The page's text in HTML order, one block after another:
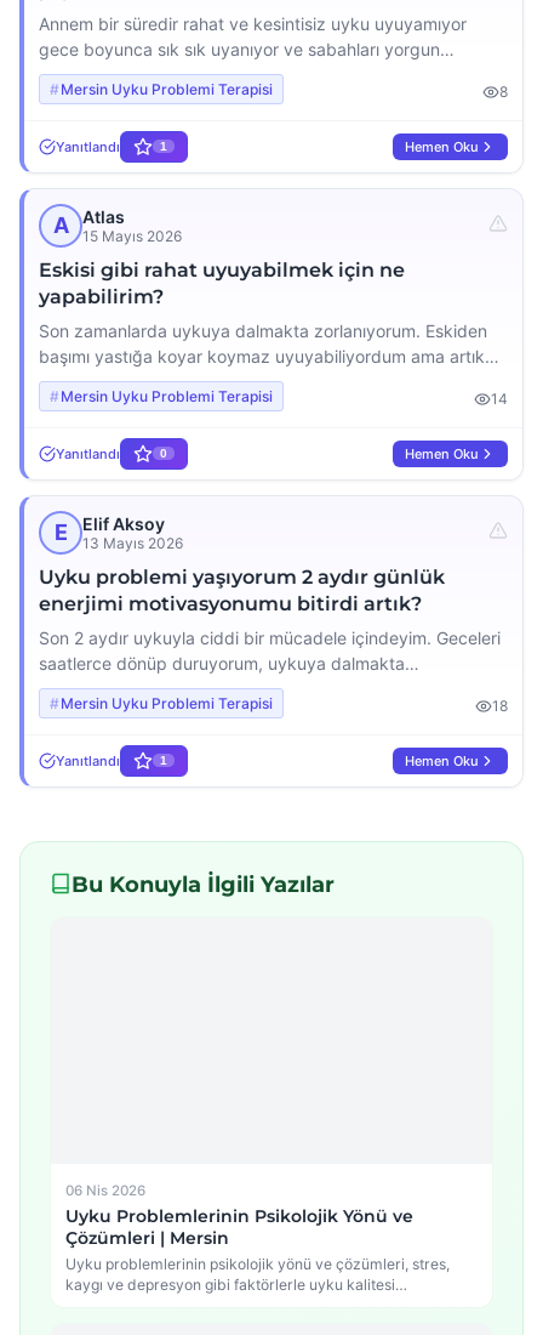
Annem bir süredir rahat ve kesintisiz uyku uyuyamıyor
gece boyunca sık sık uyanıyor ve sabahları yorgun
kalkıyor. Bu durum onu hem fiziksel hem de zihinsel olarak
çok yıprattı gün içinde sürekli yorgunluk ve sinirli. Ona nasıl
onun hayat kalitesini ciddi şekilde düşürüyor. Bu konuda
destek almak istiyoruz, ama […]
Mersin Uyku Problemi Terapisi 8
Yanıtlandı 1 Hemen Oku
A Atlas
15 Mayıs 2026
Eskisi gibi rahat uyuyabilmek için ne
yapabilirim?
Son zamanlarda uykuya dalmakta zorlanıyorum. Eskiden
başımı yastığa koyar koymaz uyuyabiliyordum ama artık
saatlerce dönüp duruyorum ve uykuya dalamıyorum.
Geceleri sık sık uyanıyorum sabahları da yorgun
etkiliyor sürekli bir yorgunluk ve gerginlik hissediyorum.
Eski rahat uyku düzenime geri dönmek için ne yapabilirim?
Bu uykusuzluk beni çok yormaya […]
Mersin Uyku Problemi Terapisi 14
Yanıtlandı 0 Hemen Oku
E Elif Aksoy
13 Mayıs 2026
Uyku problemi yaşıyorum 2 aydır günlük
enerjimi motivasyonumu bitirdi artık?
Son 2 aydır uykuyla ciddi bir mücadele içindeyim. Geceleri
saatlerce dönüp duruyorum, uykuya dalmakta
zorlanıyorum ya da gece sık sık uyanıyorum. Sabahları
yataktan kalkmak o kadar zor geliyor ki, güne başlama
yorgun hissediyorum, en basit işleri bile yapacak enerjim
kalmıyor. Bu durum iş hayatımı, sosyal ilişkilerimi ve genel
Mersin Uyku Problemi Terapisi 18
Yanıtlandı 1 Hemen Oku
Bu Konuyla İlgili Yazılar
06 Nis 2026
Uyku Problemlerinin Psikolojik Yönü ve
Çözümleri | Mersin
Uyku problemlerinin psikolojik yönü ve çözümleri, stres,
kaygı ve depresyon gibi faktörlerle uyku kalitesi